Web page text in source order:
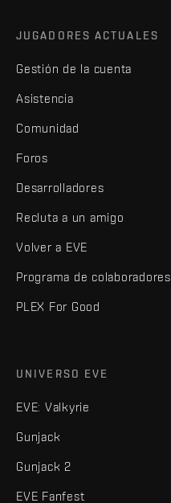
JUGADORES ACTUALES
Gestión de la cuenta
Asistencia
Comunidad
Foros
Desarrolladores
Recluta a un amigo
Volver a EVE
Programa de colaboradores
PLEX For Good
UNIVERSO EVE
EVE: Valkyrie
Gunjack
Gunjack 2
EVE Fanfest